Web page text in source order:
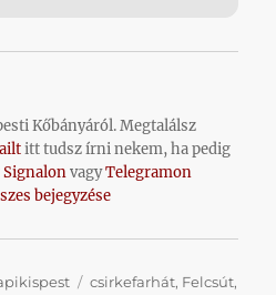
Kőbányáról. Megtalálsz
itt tudsz írni nekem, ha pedig
SignalonvagyTelegramon
bejegyzése
Címke
csirkefarhát, Felcsút,